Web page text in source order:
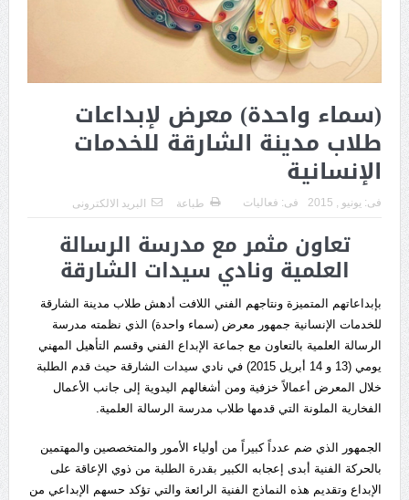
(سماء واحدة) معرض لإبداعات
طلاب مدينة الشارقة للخدمات
الإنسانية
فى: يونيو , 2015 فى: فعاليات طباعة البريد الالكترونى
تعاون مثمر مع مدرسة الرسالة
العلمية ونادي سيدات الشارقة
بإبداعاتهم المتميزة ونتاجهم الفني اللافت أدهش طلاب مدينة الشارقة
للخدمات الإنسانية جمهور معرض (سماء واحدة) الذي نظمته مدرسة
الرسالة العلمية بالتعاون مع جماعة الإبداع الفني وقسم التأهيل المهني
يومي (13 و 14 أبريل 2015) في نادي سيدات الشارقة حيث قدم الطلبة
خلال المعرض أعمالاً خزفية ومن أشغالهم اليدوية إلى جانب الأعمال
الفخارية الملونة التي قدمها طلاب مدرسة الرسالة العلمية.
الجمهور الذي ضم عدداً كبيراً من أولياء الأمور والمتخصصين والمهتمين
بالحركة الفنية أبدى إعجابه الكبير بقدرة الطلبة من ذوي الإعاقة على
الإبداع وتقديم هذه النماذج الفنية الرائعة والتي تؤكد حسهم الإبداعي من